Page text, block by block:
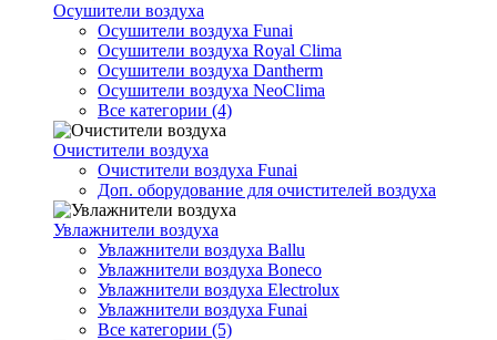
Осушители воздуха
Осушители воздуха Funai
Осушители воздуха Royal Clima
Осушители воздуха Dantherm
Осушители воздуха NeoClima
Все категории (4)
Очистители воздуха
Очистители воздуха Funai
Доп. оборудование для очистителей воздуха
Увлажнители воздуха
Увлажнители воздуха Ballu
Увлажнители воздуха Boneco
Увлажнители воздуха Electrolux
Увлажнители воздуха Funai
Все категории (5)